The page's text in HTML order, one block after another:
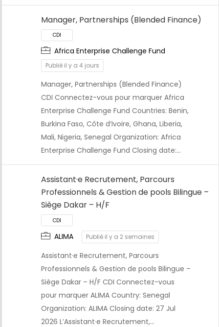
Manager, Partnerships (Blended Finance)
Africa Enterprise Challenge Fund
Publié il y a 4 jours
Manager, Partnerships (Blended Finance)
CDI Connectez-vous pour marquer Africa
Enterprise Challenge Fund Countries: Benin,
Burkina Faso, Côte d’Ivoire, Ghana, Liberia,
Mali, Nigeria, Senegal Organization: Africa
Enterprise Challenge Fund Closing date:…
Assistant·e Recrutement, Parcours
Professionnels & Gestion de pools Bilingue –
Siège Dakar – H/F
ALIMA Publié il y a 2 semaines
Assistant·e Recrutement, Parcours
Professionnels & Gestion de pools Bilingue –
Siège Dakar – H/F CDI Connectez-vous
pour marquer ALIMA Country: Senegal
Organization: ALIMA Closing date: 27 Jul
2026 L’Assistant·e Recrutement,…